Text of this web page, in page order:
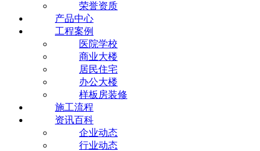
荣誉资质
产品中心
工程案例
医院学校
商业大楼
居民住宅
办公大楼
样板房装修
施工流程
资讯百科
企业动态
行业动态